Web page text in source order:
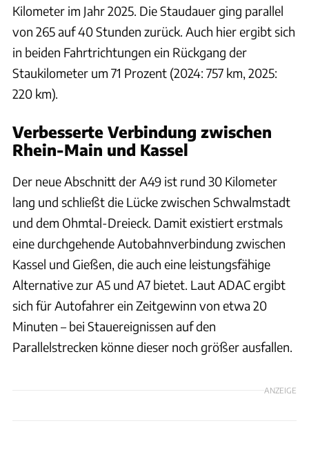
Kilometer im Jahr 2025. Die Staudauer ging parallel
von 265 auf 40 Stunden zurück. Auch hier ergibt sich
in beiden Fahrtrichtungen ein Rückgang der
Staukilometer um 71 Prozent (2024: 757 km, 2025:
220 km).
Verbesserte Verbindung zwischen
Rhein-Main und Kassel
Der neue Abschnitt der A49 ist rund 30 Kilometer
lang und schließt die Lücke zwischen Schwalmstadt
und dem Ohmtal-Dreieck. Damit existiert erstmals
eine durchgehende Autobahnverbindung zwischen
Kassel und Gießen, die auch eine leistungsfähige
Alternative zur A5 und A7 bietet. Laut ADAC ergibt
sich für Autofahrer ein Zeitgewinn von etwa 20
Minuten – bei Stauereignissen auf den
Parallelstrecken könne dieser noch größer ausfallen.
ANZEIGE